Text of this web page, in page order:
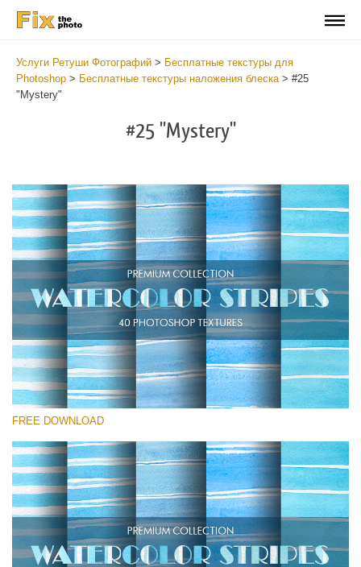
Услуги Ретуши Фотографий > Бесплатные текстуры для
Photoshop > Бесплатные текстуры наложения блеска> #25
"Mystery"
#25 "Mystery"
Выберите Вариант
Small 800*533px
Stripes Watercolor
(25 Overlays)
Large 6000*4000px
FREE DOWNLOAD